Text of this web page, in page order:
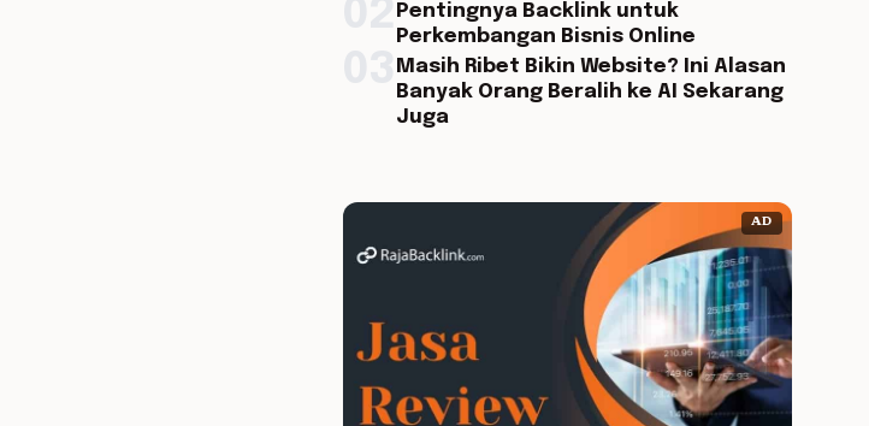
Pentingnya Backlink untuk
Perkembangan Bisnis Online
Masih Ribet Bikin Website? Ini Alasan
Banyak Orang Beralih ke AI Sekarang
Juga
AD